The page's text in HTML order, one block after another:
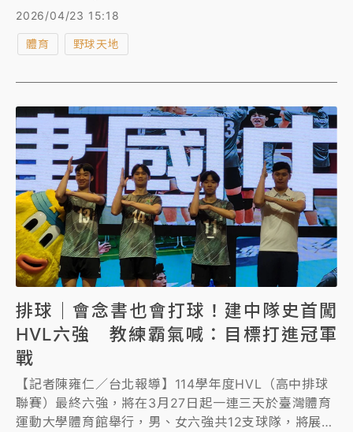
臨。今年味全龍特別邀請同樣以台北為家的2支職業勁
集結，並邀請HBL冠軍雙強松山高中及陽明高中擔任開
2026/04/23 15:18
體育 野球天地
排球｜會念書也會打球！建中隊史首闖
HVL六強 教練霸氣喊：目標打進冠軍
戰
【記者陳雍仁／台北報導】114學年度HVL（高中排球
聯賽）最終六強，將在3月27日起一連三天於臺灣體育
運動大學體育館舉行，男、女六強共12支球隊，將展開